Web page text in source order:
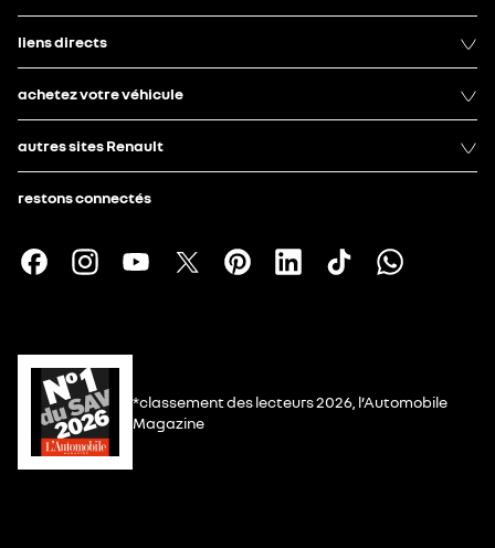
liens directs
achetez votre véhicule
autres sites Renault
restons connectés
*classement des lecteurs 2026, l’Automobile
Magazine